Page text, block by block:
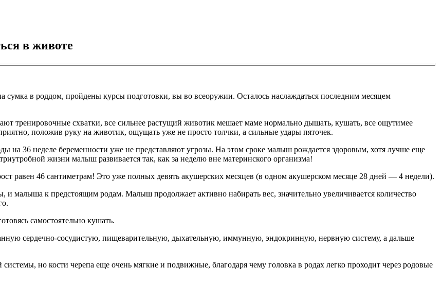
в животе
сумка в роддом, пройдены курсы подготовки, вы во всеоружии. Осталось наслаждаться последним месяцем
тренировочные схватки, все сильнее растущий животик мешает маме нормально дышать, кушать, все ощутимее
положив руку на животик, ощущать уже не просто толчки, а сильные удары пяточек.
на 36 неделе беременности уже не представляют угрозы. На этом сроке малыш рождается здоровым, хотя лучше еще
жизни малыш развивается так, как за неделю вне материнского организма!
равен 46 сантиметрам! Это уже полных девять акушерских месяцев (в одном акушерском месяце 28 дней — 4 недели).
и малыша к предстоящим родам. Малыш продолжает активно набирать вес, значительно увеличивается количество
самостоятельно кушать.
сердечно-сосудистую, пищеварительную, дыхательную, иммунную, эндокринную, нервную систему, а дальше
но кости черепа еще очень мягкие и подвижные, благодаря чему головка в родах легко проходит через родовые